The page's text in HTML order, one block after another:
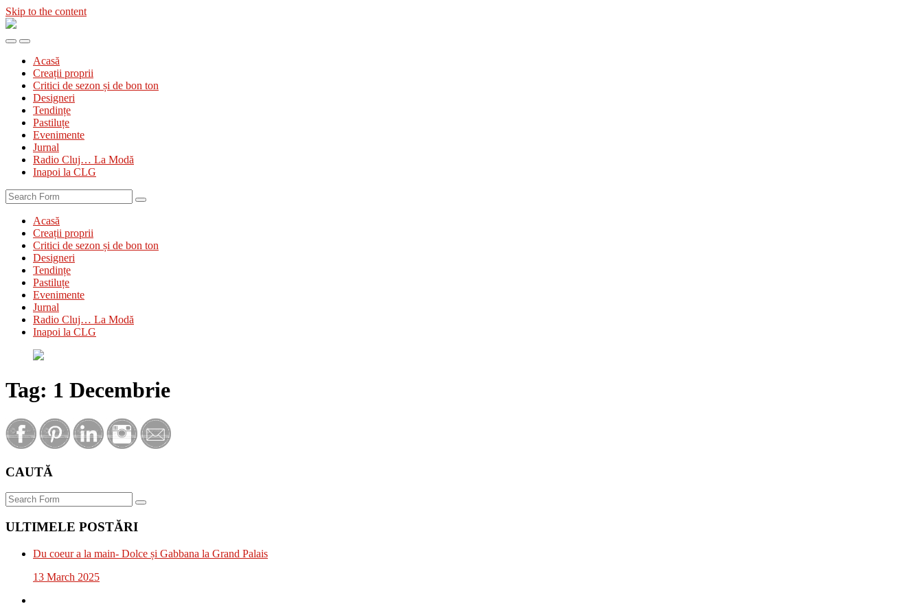
Skip to the content
Diva
Toggle
mobile
menu
Toggle
the
search
field
Acasă
Creații proprii
Critici de sezon și de bon ton
Designeri
Tendințe
Pastiluțe
Evenimente
Jurnal
Radio Cluj… La Modă
Inapoi la CLG
Search
Acasă
Creații proprii
Critici de sezon și de bon ton
Designeri
Tendințe
Pastiluțe
Evenimente
Jurnal
Radio Cluj… La Modă
Inapoi la CLG
Tag: 1 Decembrie
CAUTĂ
Search
ULTIMELE POSTĂRI
Du coeur a la main- Dolce și Gabbana la Grand Palais
13 March 2025